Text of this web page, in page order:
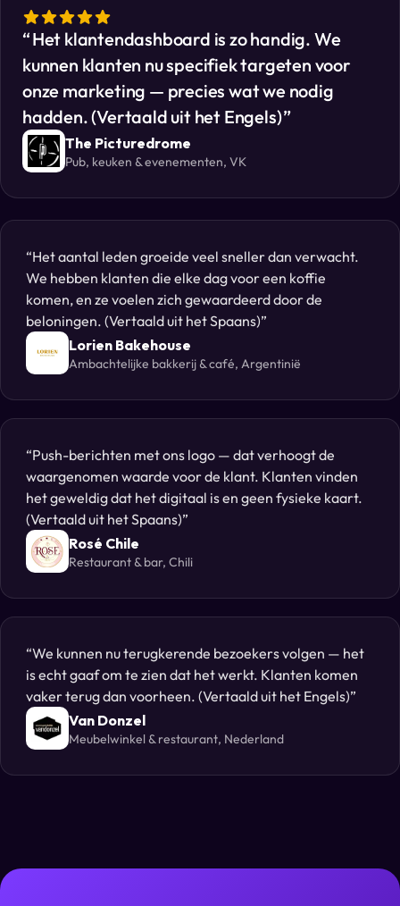
Het klantendashboard is zo handig. We
kunnen klanten nu specifiek targeten voor
onze marketing — precies wat we nodig
hadden. (Vertaald uit het Engels)
The Picturedrome
Pub, keuken & evenementen, VK
Het aantal leden groeide veel sneller dan verwacht.
We hebben klanten die elke dag voor een koffie
komen, en ze voelen zich gewaardeerd door de
beloningen. (Vertaald uit het Spaans)
Lorien Bakehouse
Ambachtelijke bakkerij & café, Argentinië
Push-berichten met ons logo — dat verhoogt de
waargenomen waarde voor de klant. Klanten vinden
het geweldig dat het digitaal is en geen fysieke kaart.
(Vertaald uit het Spaans)
Rosé Chile
Restaurant & bar, Chili
We kunnen nu terugkerende bezoekers volgen — het
is echt gaaf om te zien dat het werkt. Klanten komen
vaker terug dan voorheen. (Vertaald uit het Engels)
Van Donzel
Meubelwinkel & restaurant, Nederland